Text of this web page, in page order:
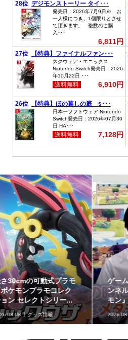
最初のパートナーポケモ
ンなど30種！「ポケット
モンスター30周年 ミニ...
2026.08.07 グッズ情報